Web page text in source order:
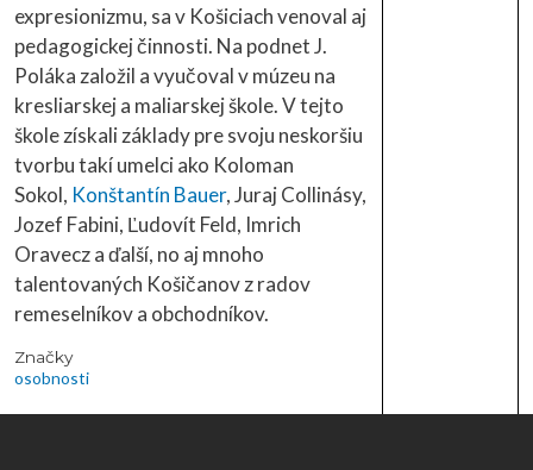
expresionizmu, sa v Košiciach venoval aj
pedagogickej činnosti. Na podnet J.
Poláka založil a vyučoval v múzeu na
kresliarskej a maliarskej škole. V tejto
škole získali základy pre svoju neskoršiu
tvorbu takí umelci ako Koloman
Sokol, Konštantín Bauer, Juraj Collinásy,
Jozef Fabini, Ľudovít Feld, Imrich
Oravecz a ďalší, no aj mnoho
talentovaných Košičanov z radov
remeselníkov a obchodníkov.
Značky
osobnosti